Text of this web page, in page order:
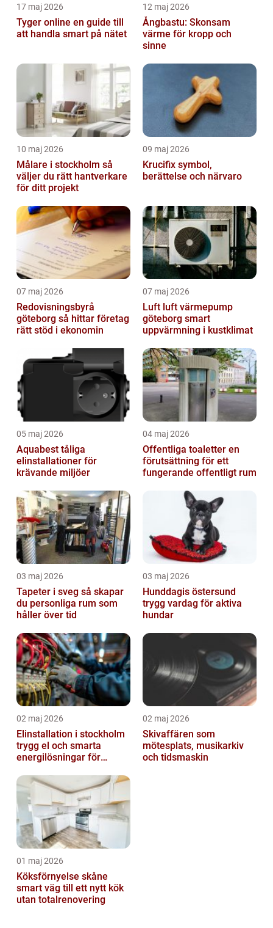
17 maj 2026
Tyger online en guide till
att handla smart på nätet
12 maj 2026
Ångbastu: Skonsam
värme för kropp och
sinne
10 maj 2026
Målare i stockholm så
väljer du rätt hantverkare
för ditt projekt
09 maj 2026
Krucifix symbol,
berättelse och närvaro
07 maj 2026
Redovisningsbyrå
göteborg så hittar företag
rätt stöd i ekonomin
07 maj 2026
Luft luft värmepump
göteborg smart
uppvärmning i kustklimat
05 maj 2026
Aquabest tåliga
elinstallationer för
krävande miljöer
04 maj 2026
Offentliga toaletter en
förutsättning för ett
fungerande offentligt rum
03 maj 2026
Tapeter i sveg så skapar
du personliga rum som
håller över tid
03 maj 2026
Hunddagis östersund
trygg vardag för aktiva
hundar
02 maj 2026
Elinstallation i stockholm
trygg el och smarta
energilösningar för
02 maj 2026
Skivaffären som
mötesplats, musikarkiv
och tidsmaskin
01 maj 2026
Köksförnyelse skåne
smart väg till ett nytt kök
utan totalrenovering